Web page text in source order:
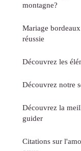
montagne?
Mariage
réussie
Découvrez les
Découvrez notre
Découvrez la
guider
Citations sur